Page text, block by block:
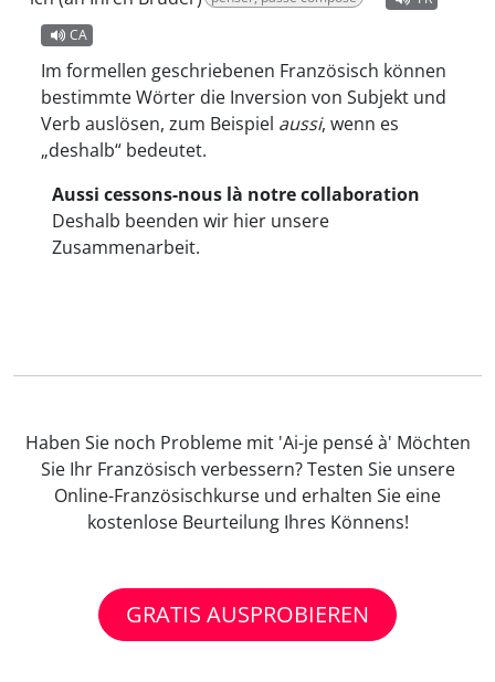
CA
Im formellen geschriebenen Französisch können
bestimmte Wörter die Inversion von Subjekt und
Verb auslösen, zum Beispiel aussi, wenn es
„deshalb“ bedeutet.
Aussi cessons-nous là notre collaboration
Deshalb beenden wir hier unsere
Zusammenarbeit.
Haben Sie noch Probleme mit 'Ai-je pensé à' Möchten
Sie Ihr Französisch verbessern? Testen Sie unsere
Online-Französischkurse und erhalten Sie eine
kostenlose Beurteilung Ihres Könnens!
GRATIS AUSPROBIEREN